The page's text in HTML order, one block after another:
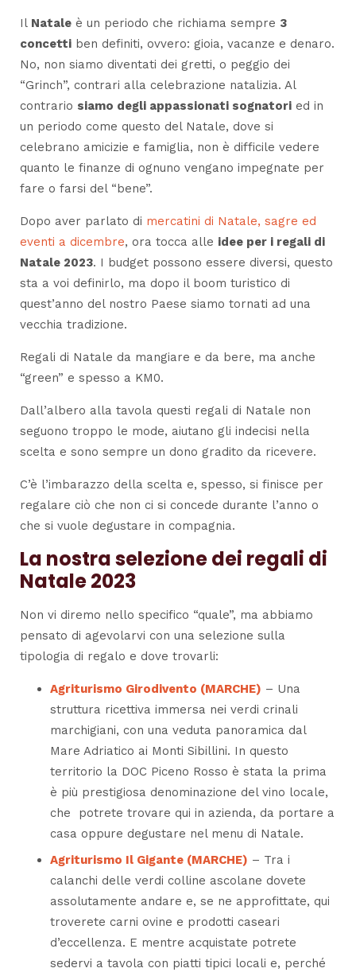
Il Natale è un periodo che richiama sempre 3
concetti ben definiti, ovvero: gioia, vacanze e denaro.
No, non siamo diventati dei gretti, o peggio dei
“Grinch”, contrari alla celebrazione natalizia. Al
contrario siamo degli appassionati sognatori ed in
un periodo come questo del Natale, dove si
celebrano amicizie e famiglia, non è difficile vedere
quanto le finanze di ognuno vengano impegnate per
fare o farsi del “bene”.
Dopo aver parlato di mercatini di Natale, sagre ed
eventi a dicembre, ora tocca alle idee per i regali di
Natale 2023. I budget possono essere diversi, questo
sta a voi definirlo, ma dopo il boom turistico di
quest’anno del nostro Paese siamo tornati ad una
vecchia tradizione.
Regali di Natale da mangiare e da bere, ma anche
“green” e spesso a KM0.
Dall’albero alla tavola questi regali di Natale non
seguono troppo le mode, aiutano gli indecisi nella
scelta e sono sempre un dono gradito da ricevere.
C’è l’imbarazzo della scelta e, spesso, si finisce per
regalare ciò che non ci si concede durante l’anno o
che si vuole degustare in compagnia.
La nostra selezione dei regali di
Natale 2023
Non vi diremo nello specifico “quale”, ma abbiamo
pensato di agevolarvi con una selezione sulla
tipologia di regalo e dove trovarli:
Agriturismo Girodivento (MARCHE) – Una
struttura ricettiva immersa nei verdi crinali
marchigiani, con una veduta panoramica dal
Mare Adriatico ai Monti Sibillini. In questo
territorio la DOC Piceno Rosso è stata la prima
è più prestigiosa denominazione del vino locale,
che potrete trovare qui in azienda, da portare a
casa oppure degustare nel menu di Natale.
Agriturismo Il Gigante (MARCHE) – Tra i
calanchi delle verdi colline ascolane dovete
assolutamente andare e, se ne approfittate, qui
troverete carni ovine e prodotti caseari
d’eccellenza. E mentre acquistate potrete
sedervi a tavola con piatti tipici locali e, perché